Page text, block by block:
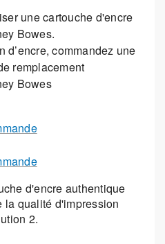
une cartouche d'encre
Bowes.
d’encre, commandez une
remplacement
Bowes
d'encre authentique
la qualité d'impression
2.